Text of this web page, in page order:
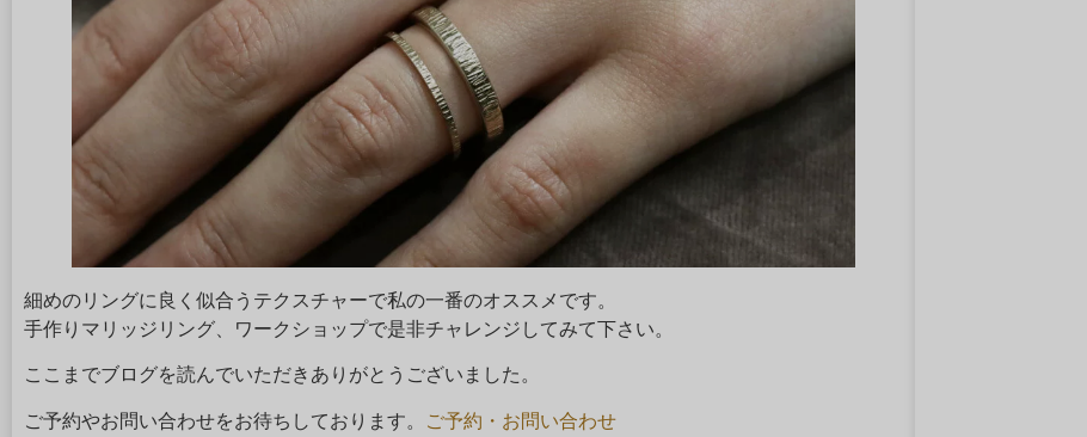
細めのリングに良く似合うテクスチャーで私の一番のオススメです。
手作りマリッジリング、ワークショップで是非チャレンジしてみて下さい。
ここまでブログを読んでいただきありがとうございました。
ご予約やお問い合わせをお待ちしております。 ご予約・お問い合わせ